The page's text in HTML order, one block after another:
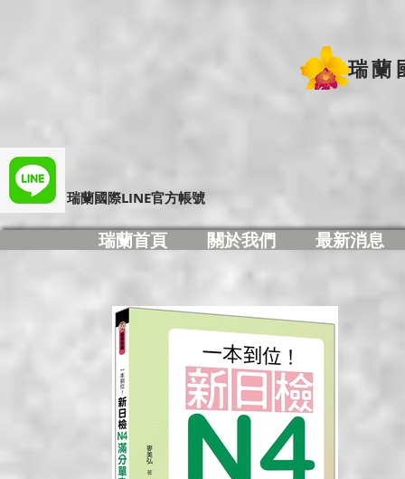
瑞蘭
​瑞蘭國際LINE官方帳號
瑞蘭首頁 關於我們 最新消息